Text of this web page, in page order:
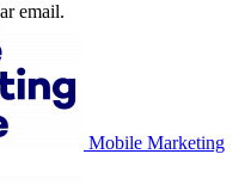
email.
Mobile Marketing